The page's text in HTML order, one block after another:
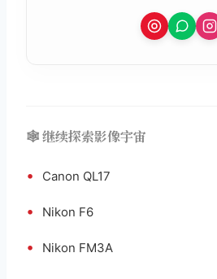
🕸️ 继续探索影像宇宙
• Canon QL17
• Nikon F6
• Nikon FM3A